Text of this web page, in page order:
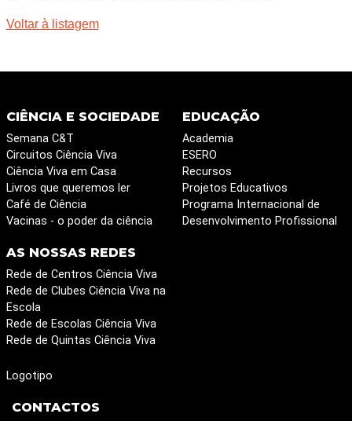
Voltar à listagem
CIÊNCIA E SOCIEDADE
Semana C&T
Circuitos Ciência Viva
Ciência Viva em Casa
Livros que queremos ler
Café de Ciência
Vacinas - o poder da ciência
EDUCAÇÃO
Academia
ESERO
Recursos
Projetos Educativos
Programa Internacional de
Desenvolvimento Profissional
AS NOSSAS REDES
Rede de Centros Ciência Viva
Rede de Clubes Ciência Viva na
Escola
Rede de Escolas Ciência Viva
Rede de Quintas Ciência Viva
Logotipo
CONTACTOS